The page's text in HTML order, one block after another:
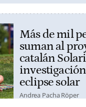
Más de mil
suman al
catalán
eclipse solar
Andrea Pacha Röper